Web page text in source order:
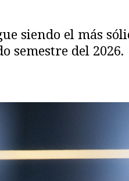
siendo el más
semestre del 2026.